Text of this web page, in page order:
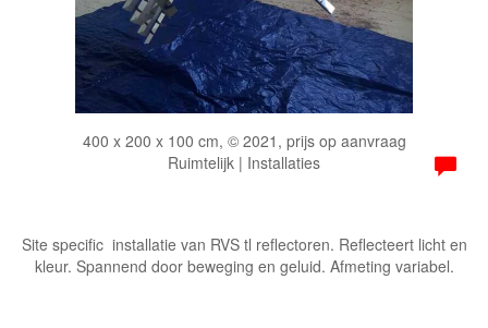
400 x 200 x 100 cm, © 2021, prijs op aanvraag
Ruimtelijk | Installaties
Site specific installatie van RVS tl reflectoren. Reflecteert licht en
kleur. Spannend door beweging en geluid. Afmeting variabel.